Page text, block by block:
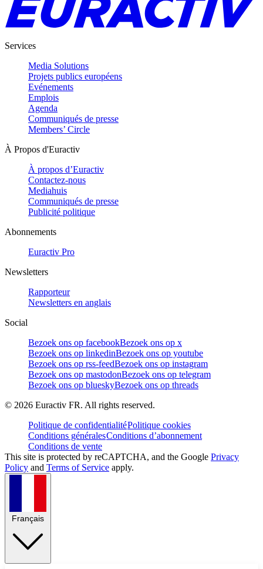
Services
Media Solutions
Projets publics européens
Evénements
Emplois
Agenda
Communiqués de presse
Members’ Circle
À Propos d'Euractiv
À propos d’Euractiv
Contactez-nous
Mediahuis
Communiqués de presse
Publicité politique
Abonnements
Euractiv Pro
Newsletters
Rapporteur
Newsletters en anglais
Social
Bezoek ons op facebookBezoek ons op x
Bezoek ons op linkedinBezoek ons op youtube
Bezoek ons op rss-feedBezoek ons op instagram
Bezoek ons op mastodonBezoek ons op telegram
Bezoek ons op blueskyBezoek ons op threads
© 2026 Euractiv FR. All rights reserved.
Politique de confidentialitéPolitique cookies
Conditions généralesConditions d’abonnement
Conditions de vente
This site is protected by reCAPTCHA, and the Google Privacy
Policy and Terms of Service apply.
Français